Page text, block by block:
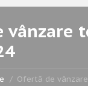
vânzare
Ofertă de